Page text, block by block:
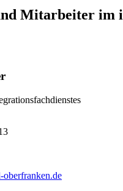
Mitarbeiter im
oberfranken.de